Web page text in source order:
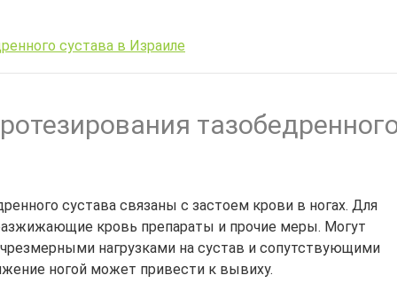
сустава в Израиле
сустава связаны с застоем крови в ногах. Для
кровь препараты и прочие меры. Могут
нагрузками на сустав и сопутствующими
ногой может привести к вывиху.